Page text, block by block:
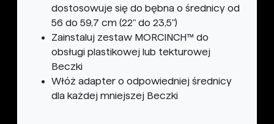
dostosowuje się do bębna o średnicy od
56 do 59,7 cm (22" do 23,5")
Zainstaluj zestaw MORCINCH™ do
obsługi plastikowej lub tekturowej
Beczki
Włóż adapter o odpowiedniej średnicy
dla każdej mniejszej Beczki